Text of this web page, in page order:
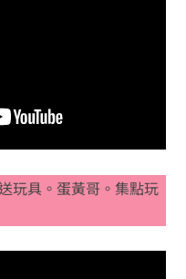
玩具。蛋黃哥。集點玩